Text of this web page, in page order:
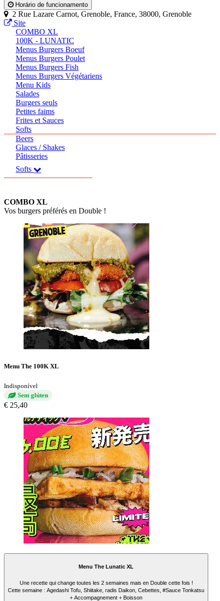
Horário de funcionamento
2 Rue Lazare Carnot, Grenoble, France, 38000, Grenoble
Site
COMBO XL
100K - LUNATIC
Menus Burgers Boeuf
Menus Burgers Poulet
Menus Burgers Fish
Menus Burgers Végétariens
Menu Kids
Salades
Burgers seuls
Petites faims
Frites et Sauces
Softs
Beers
Glaces / Shakes
Pâtisseries
Softs
COMBO XL
Vos burgers préférés en Double !
Menu The 100K XL
Indisponível
Sem glúten
€ 25,40
Menu The Lunatic XL
Une recette qui change toutes les 2 semaines mais en Double cette fois !
Cette semaine : Agedashi Tofu, Shiitake, radis Daikon, Cebettes, #Sauce Tonkatsu
+ Accompagnement + Boisson